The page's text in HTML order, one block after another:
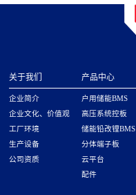
关于我们
企业简介
企业文化、价值观
工厂环境
生产设备
公司资质
产品中心
户用储能BMS
高压系统控板
储能铅改锂BMS
分体端子板
云平台
配件